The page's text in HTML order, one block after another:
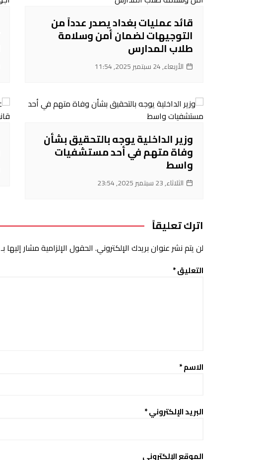
قائد عمليات بغداد يصدر عدداً من
التوجيهات لضمان أمن وسلامة
طلاب المدارس
الأربعاء, 24 سبتمبر 2025, 11:54
‌وزير الداخلية يوجه بالتحقيق بشأن
وفاة متهم في أحد مستشفيات
واسط
الثلاثاء, 23 سبتمبر 2025, 23:54
اترك تعليقاً
لن يتم نشر عنوان بريدك الإلكتروني. الحقول الإلزامية مشار إليها بـ
التعليق*
الاسم*
البريد الإلكتروني*
الموقع الإلكتروني